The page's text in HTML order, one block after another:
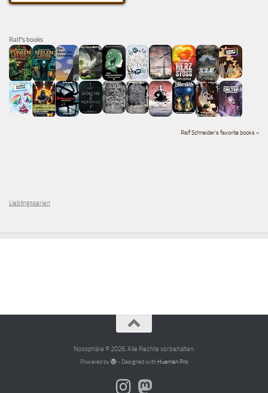
Ralf's books
Ralf Schneider's favorite books »
Lieblingsserien
Noosphäre © 2026. Alle Rechte vorbehalten.
Powered by - Designed with Hueman Pro